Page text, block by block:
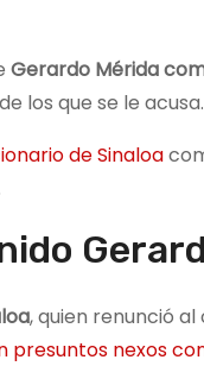
Gerardo Mérida
los que se le acusa.
de Sinaloa
, quien renunció
presuntos nexos